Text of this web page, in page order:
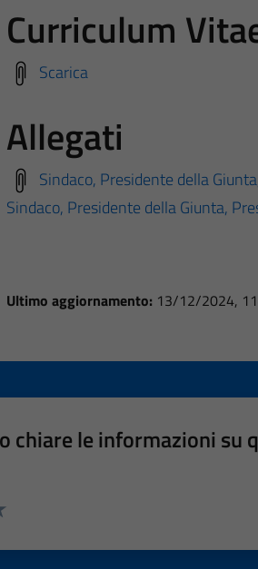
Curriculum
Scarica
Allegati
Sindaco, Presidente della
Sindaco, Presidente della Giunta,
Ultimo aggiornamento: 13/12/2024,
chiare le informazioni su